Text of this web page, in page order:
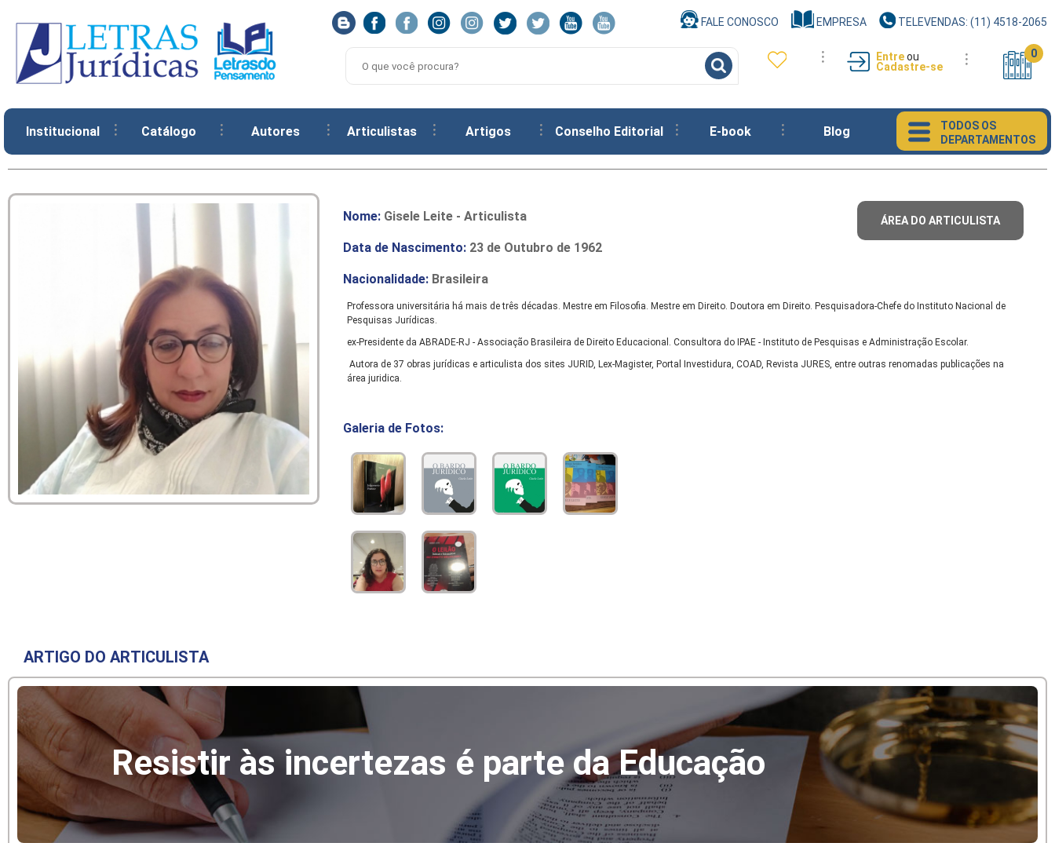
FALE CONOSCO EMPRESA TELEVENDAS: (11) 4518-2065
Entreou
Cadastre-se
0
Institucional Catálogo Autores Articulistas Artigos Conselho Editorial E-book Blog
TODOS OS
DEPARTAMENTOS
ÁREA DO ARTICULISTA
Nome: Gisele Leite - Articulista
Data de Nascimento: 23 de Outubro de 1962
Nacionalidade: Brasileira
Professora universitária há mais de três décadas. Mestre em Filosofia. Mestre em Direito. Doutora em Direito. Pesquisadora-Chefe do Instituto Nacional de
Pesquisas Jurídicas.
ex-Presidente da ABRADE-RJ - Associação Brasileira de Direito Educacional. Consultora do IPAE - Instituto de Pesquisas e Administração Escolar.
Autora de 37 obras jurídicas e articulista dos sites JURID, Lex-Magister, Portal Investidura, COAD, Revista JURES, entre outras renomadas publicações na
área juridica.
Galeria de Fotos:
ARTIGO DO ARTICULISTA
Resistir às incertezas é parte da Educação